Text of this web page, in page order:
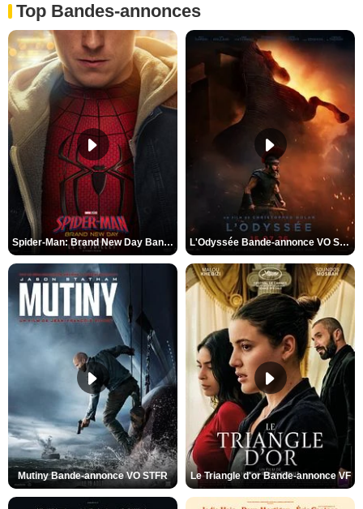
Top Bandes-annonces
Spider-Man: Brand New Day Bande-annonce VO STFR L'Odyssée Bande-annonce VO STFR
Mutiny Bande-annonce VO STFR Le Triangle d'or Bande-annonce VF